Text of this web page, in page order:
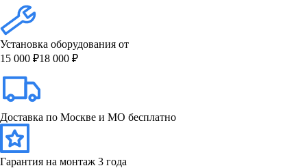
Установка оборудования от
15 000 ₽18 000 ₽
Доставка по Москве и МО бесплатно
Гарантия на монтаж 3 года